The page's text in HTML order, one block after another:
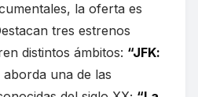
la oferta es
tres estrenos
distintos ámbitos: “JFK:
aborda una de las